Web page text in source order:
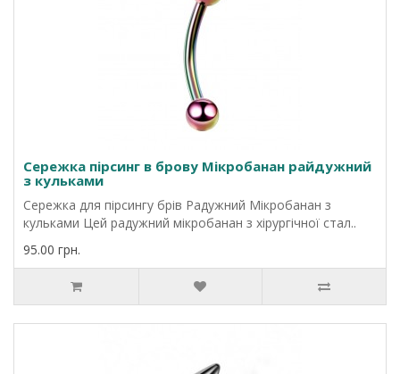
Сережка пірсинг в брову Мікробанан райдужний
з кульками
Сережка для пірсингу брів Радужний Мікробанан з
кульками Цей радужний мікробанан з хірургічної стал..
95.00 грн.